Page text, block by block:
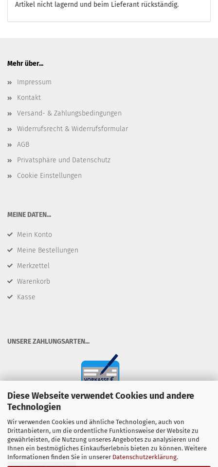
Diese Webseite verwendet Cookies und andere
Technologien
Wir verwenden Cookies und ähnliche Technologien, auch von
Drittanbietern, um die ordentliche Funktionsweise der Website zu
gewährleisten, die Nutzung unseres Angebotes zu analysieren und
Ihnen ein bestmögliches Einkaufserlebnis bieten zu können. Weitere
Informationen finden Sie in unserer Datenschutzerklärung.
Artikel nicht lagernd und beim Lieferant rückständig.
Mehr über...
Impressum
Kontakt
Versand- & Zahlungsbedingungen
Widerrufsrecht & Widerrufsformular
AGB
Privatsphäre und Datenschutz
Cookie Einstellungen
​MEINE DATEN...
Mein Konto
Meine Bestellungen
Merkzettel
Warenkorb
Kasse
​UNSERE ZAHLUNGSARTEN...